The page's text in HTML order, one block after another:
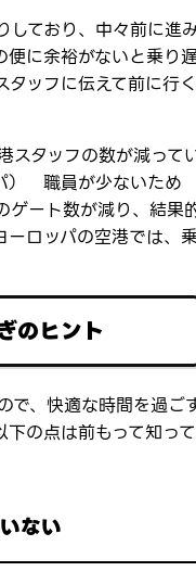
しており、中々前に進
便に余裕がないと乗り
タッフに伝えて前に行く
スタッフの数が減って
） 職員が少ないため
ゲート数が減り、結果
ーロッパの空港では、
のヒント
で、快適な時間を過ご
の点は前もって知って
ない